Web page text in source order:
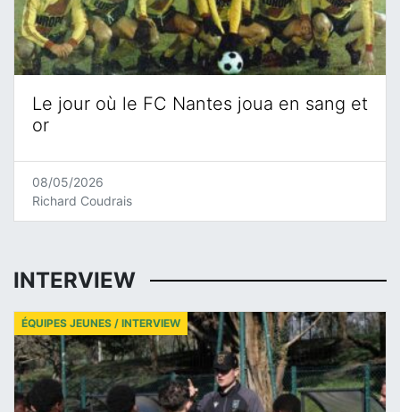
Le jour où le FC Nantes joua en sang et
or
08/05/2026
Richard Coudrais
INTERVIEW
ÉQUIPES JEUNES / INTERVIEW